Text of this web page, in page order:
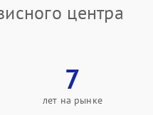
центра
7
лет на рынке